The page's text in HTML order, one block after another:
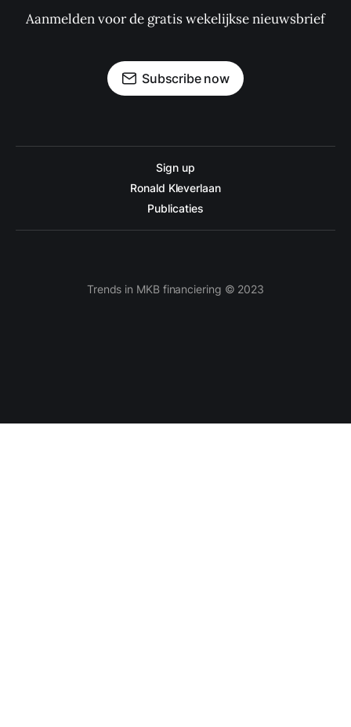
Aanmelden voor de gratis wekelijkse nieuwsbrief
Subscribe now
Sign up
Ronald Kleverlaan
Publicaties
Trends in MKB financiering © 2023